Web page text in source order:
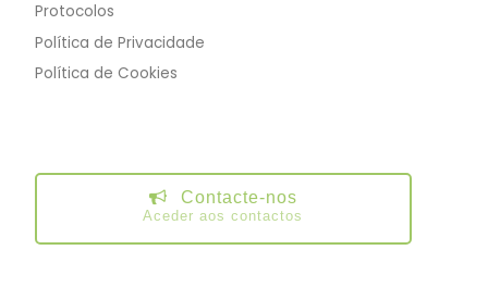
Protocolos
Política de Privacidade
Política de Cookies
Contacte-nos
Aceder aos contactos